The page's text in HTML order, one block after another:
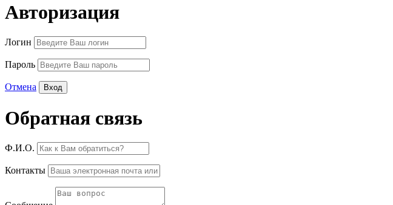
Авторизация
Логин
Пароль
Отмена
Обратная связь
Ф.И.О.
Контакты